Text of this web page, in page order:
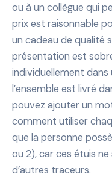
ou à un collègue qui
prix est raisonnable
un cadeau de qualité
présentation est
individuellement
l’ensemble est livré
pouvez ajouter un
comment utiliser
que la personne
ou 2), car ces étuis
d’autres traceurs.